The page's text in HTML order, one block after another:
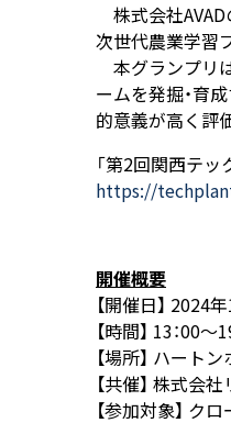
株式会社AVAD
次世代農業学習
本グランプリ
ームを発掘・育
的意義が高く評
「第2回関西テ
https://
開催概要
【開催日】 2024
【時間】 13：00～
【場所】 ハート
【共催】 株式会
【参加対象】 ク